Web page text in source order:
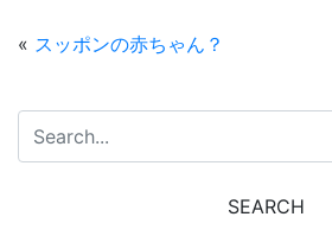
« スッポンの赤ちゃん？